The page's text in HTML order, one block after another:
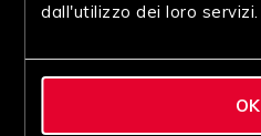
dall'utilizzo dei loro servizi.
OK